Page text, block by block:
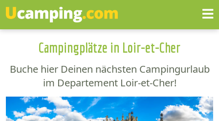
Campingplätze in Loir-et-Cher
Buche hier Deinen nächsten Campingurlaub
im Departement Loir-et-Cher!